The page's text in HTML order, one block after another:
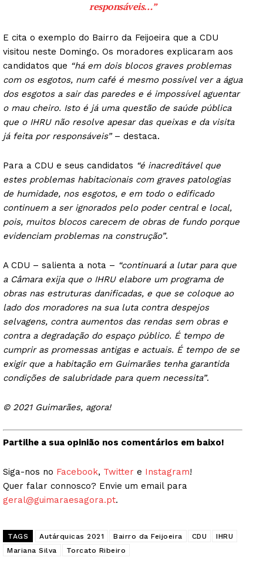
responsáveis…”
E cita o exemplo do Bairro da Feijoeira que a CDU
visitou neste Domingo. Os moradores explicaram aos
candidatos que “há em dois blocos graves problemas
com os esgotos, num café é mesmo possível ver a água
dos esgotos a sair das paredes e é impossível aguentar
o mau cheiro. Isto é já uma questão de saúde pública
que o IHRU não resolve apesar das queixas e da visita
já feita por responsáveis”– destaca.
Para a CDU e seus candidatos “é inacreditável que
estes problemas habitacionais com graves patologias
de humidade, nos esgotos, e em todo o edificado
continuem a ser ignorados pelo poder central e local,
pois, muitos blocos carecem de obras de fundo porque
evidenciam problemas na construção”.
A CDU – salienta a nota – “continuará a lutar para que
a Câmara exija que o IHRU elabore um programa de
obras nas estruturas danificadas, e que se coloque ao
lado dos moradores na sua luta contra despejos
selvagens, contra aumentos das rendas sem obras e
contra a degradação do espaço público. É tempo de
cumprir as promessas antigas e actuais. É tempo de se
exigir que a habitação em Guimarães tenha garantida
condições de salubridade para quem necessita”.
© 2021 Guimarães, agora!
Partilhe a sua opinião nos comentários em baixo!
Siga-nos no Facebook, Twitter e Instagram!
Quer falar connosco? Envie um email para
geral@guimaraesagora.pt.
TAGS Autárquicas 2021 Bairro da Feijoeira CDU
IHRU
Mariana Silva
Torcato Ribeiro